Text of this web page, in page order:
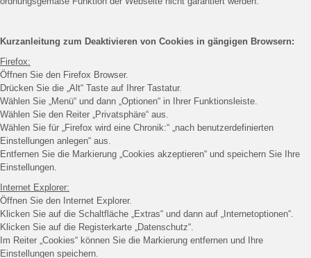
Kurzanleitung zum Deaktivieren von Cookies in gängigen Browsern:
Firefox:
Öffnen Sie den Firefox Browser.
Drücken Sie die „Alt“ Taste auf Ihrer Tastatur.
Wählen Sie „Menü“ und dann „Optionen“ in Ihrer Funktionsleiste.
Wählen Sie den Reiter „Privatsphäre“ aus.
Wählen Sie für „Firefox wird eine Chronik:“ „nach benutzerdefinierten
Einstellungen anlegen“ aus.
Entfernen Sie die Markierung „Cookies akzeptieren“ und speichern Sie Ihre
Einstellungen.
Internet Explorer:
Öffnen Sie den Internet Explorer.
Klicken Sie auf die Schaltfläche „Extras“ und dann auf „Internetoptionen“.
Klicken Sie auf die Registerkarte „Datenschutz“.
Im Reiter „Cookies“ können Sie die Markierung entfernen und Ihre
Einstellungen speichern.